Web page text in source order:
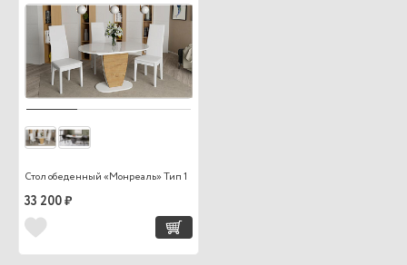
Стол обеденный «Монреаль» Тип 1
33 200 ₽